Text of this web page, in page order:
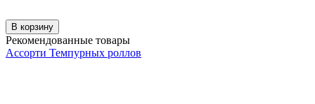
В корзину
Рекомендованные товары
Ассорти Темпурных роллов